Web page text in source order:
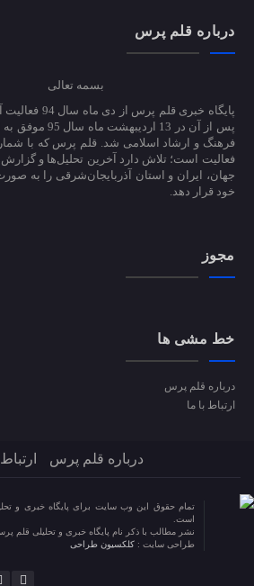
درباره قلم پرس
بسمه تعالی
پایگاه خبری
پس از آن در 13
فعالیت است؛ تلاش دارد آخرین تحلیل‌ها و
جهان، ایران و استان آذربایجان‌شرقی را به صورت
خود قرار دهد.
مجوز
خط مشی ها
درباره قلم پرس
ارتباط با ما
درباره قلم پرس
تمام حقوق این وب سایت برای پایگاه خبری و
است.
نشر مطالب با ذکر نام پایگاه خبری و تحلیلی قلم
طراحی سایت : کلکسیون طراحی